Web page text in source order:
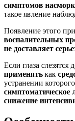
симптомов
такое явление
Появление этого
воспалительных
не доставляет
Если глаза слезятся
применять как
устранении
симптоматическое
снижение